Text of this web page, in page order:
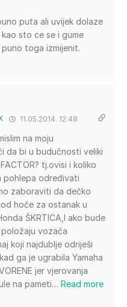
puta ali uvijek dolaze
sto ce se i gume
toga izmijenit.
11.05.2014. 12:48
na moju
da bi u budučnosti veliki
tj.ovisi i koliko
pohlepa određivati
zaboraviti da dečko
hoče za ostanak u
ŠKRTICA,I ako bude
vozača
koji najdublje odriješi
ga je ugrabila Yamaha
jer vjerovanja
na pameti… Read more